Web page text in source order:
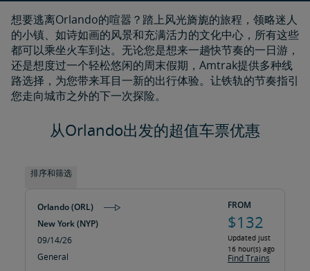
想要逃离Orlando的喧嚣？踏上风光旖旎的旅程，领略迷人
的小镇、如诗如画的风景和充满活力的文化中心，所有这些
都可以乘坐火车到达。无论您是想来一趟快节奏的一日游，
还是想度过一个轻松悠闲的周末假期，Amtrak提供多种线
路选择，为您带来耳目一新的出行体验。让铁轨的节奏指引
您走向城市之外的下一次探险。
从Orlando出发的超值车票优惠
排序和筛选
Orlando (ORL)
New York (NYP)
09/14/26
General
FROM
$132
Updated just
16 hour(s) ago
Find Trains